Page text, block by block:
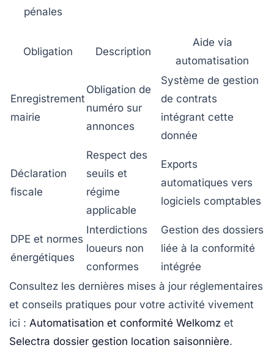
pénales
Obligation Description
Aide via
automatisation
Enregistrement
mairie
Obligation de
numéro sur
annonces
Système de gestion
de contrats
intégrant cette
donnée
Déclaration
fiscale
Respect des
seuils et
régime
applicable
Exports
automatiques vers
logiciels comptables
DPE et normes
énergétiques
Interdictions
loueurs non
conformes
Gestion des dossiers
liée à la conformité
intégrée
Consultez les dernières mises à jour réglementaires
et conseils pratiques pour votre activité vivement
ici : Automatisation et conformité Welkomz et
Selectra dossier gestion location saisonnière.